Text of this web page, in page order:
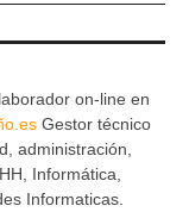
on-line en
Gestor técnico
administración,
Informática,
Informaticas.